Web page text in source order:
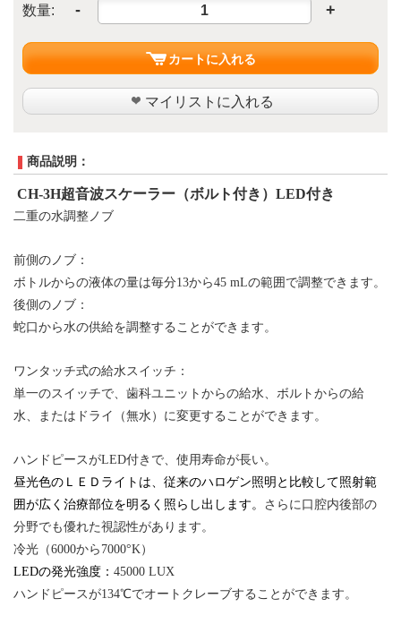
数量: - +
カートに入れる
マイリストに入れる
商品説明：
CH-3H超音波スケーラー（ボルト付き） LED付き
二重の水調整ノブ
前側の ノブ ：
ボトルからの液体の量は毎分13から45 mLの範囲で調整できます。
後側の ノブ ：
蛇口から水の供給を調整することができます。
ワンタッチ式の給水スイッチ ：
単一のスイッチで、歯科ユニットからの給水、ボルトからの給
水、
またはドライ（無水）に変更することができます 。
ハンドピースがLED付きで、 使用寿命が長い。
昼光色のＬＥＤライトは、従来のハロゲン照明と比較して照射範
囲が広く治療部位を明るく照らし出します。 さらに 口腔内後部の
分野でも優れた視認性があります。
冷光（6000から7000°K）
LEDの発光強度： 45000 LUX
ハンドピースが134℃でオートクレーブすることができます。